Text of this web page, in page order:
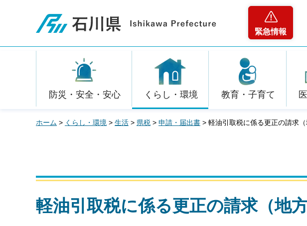
石川県
緊急情報
防災・安全・安心 くらし・環境 教育・子育て
ホーム > くらし・環境 > 生活 > 県税 > 申請・届出書 > 軽油引取税に係る更正の請求（
軽油引取税に係る更正の請求（地